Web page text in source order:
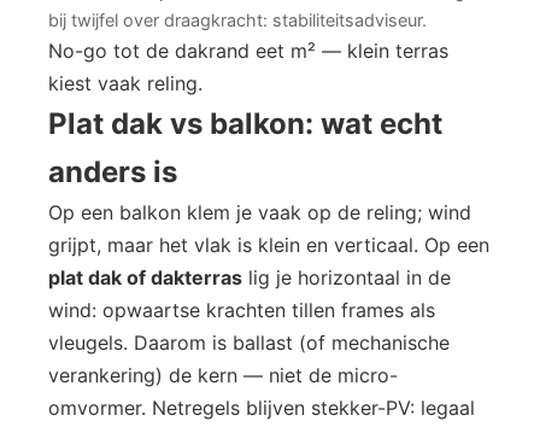
bij twijfel over draagkracht: stabiliteitsadviseur.
No-go tot de dakrand eet m² — klein terras
kiest vaak reling.
Plat dak vs balkon: wat echt
anders is
Op een balkon klem je vaak op de reling; wind
grijpt, maar het vlak is klein en verticaal. Op een
plat dak of dakterras lig je horizontaal in de
wind: opwaartse krachten tillen frames als
vleugels. Daarom is ballast (of mechanische
verankering) de kern — niet de micro-
omvormer. Netregels blijven stekker-PV: legaal